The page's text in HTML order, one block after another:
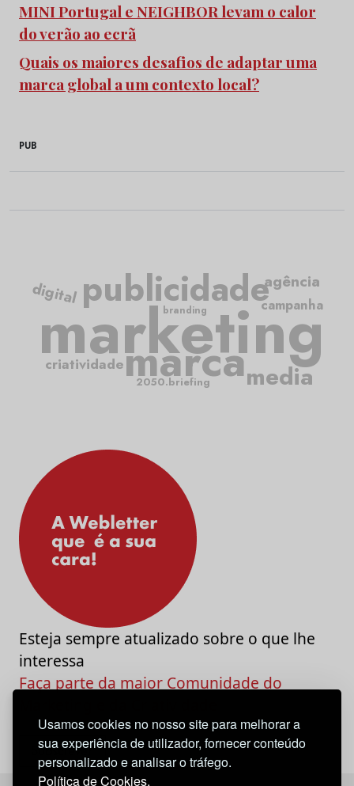
Usamos cookies no nosso site para melhorar a
sua experiência de utilizador, fornecer conteúdo
personalizado e analisar o tráfego.
Política de Cookies.
MINI Portugal e NEIGHBOR levam o calor
do verão ao ecrã
Quais os maiores desafios de adaptar uma
marca global a um contexto local?
PUB
marketing
publicidade
marca
criatividade
campanha
media
agência
digital
2050.briefing
branding
Esteja sempre atualizado sobre o que lhe
interessa
Faça parte da maior Comunidade do